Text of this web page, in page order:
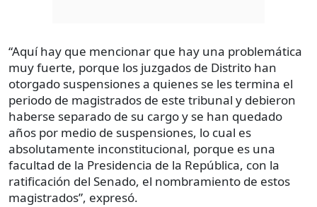
“Aquí hay que mencionar que hay una problemática
muy fuerte, porque los juzgados de Distrito han
otorgado suspensiones a quienes se les termina el
periodo de magistrados de este tribunal y debieron
haberse separado de su cargo y se han quedado
años por medio de suspensiones, lo cual es
absolutamente inconstitucional, porque es una
facultad de la Presidencia de la República, con la
ratificación del Senado, el nombramiento de estos
magistrados”, expresó.